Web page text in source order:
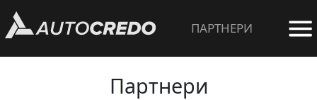
ПАРТНЕРИ
Партнери